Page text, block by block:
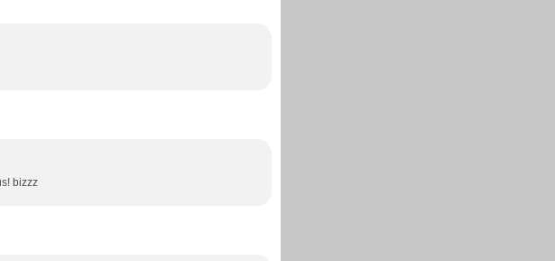
bizzz